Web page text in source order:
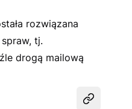
rozwiązana
tj.
drogą mailową
Udostępnij